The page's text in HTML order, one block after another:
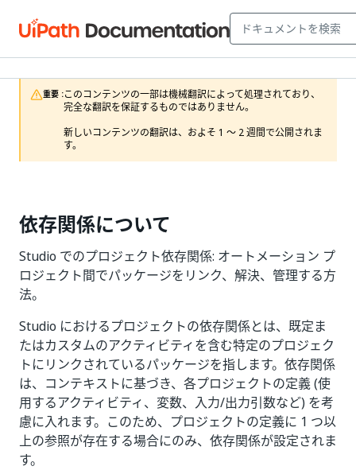
重要 :このコンテンツの一部は機械翻訳によって処理されており、
完全な翻訳を保証するものではありません。
新しいコンテンツの翻訳は、およそ 1 ～ 2 週間で公開されま
す。
依存関係について
Studio でのプロジェクト依存関係: オートメーション プ
ロジェクト間でパッケージをリンク、解決、管理する方
法。
Studio におけるプロジェクトの依存関係とは、既定ま
たはカスタムのアクティビティを含む特定のプロジェク
トにリンクされているパッケージを指します。依存関係
は、コンテキストに基づき、各プロジェクトの定義 (使
用するアクティビティ、変数、入力/出力引数など) を考
慮に入れます。このため、プロジェクトの定義に 1 つ以
上の参照が存在する場合にのみ、依存関係が設定されま
す。